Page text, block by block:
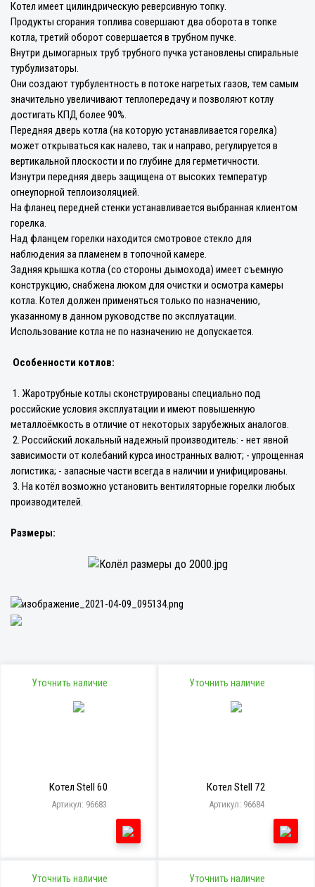
Котел имеет цилиндрическую реверсивную топку.
Продукты сгорания топлива совершают два оборота в топке
котла, третий оборот совершается в трубном пучке.
Внутри дымогарных труб трубного пучка установлены спиральные
турбулизаторы.
Они создают турбулентность в потоке нагретых газов, тем самым
значительно увеличивают теплопередачу и позволяют котлу
достигать КПД более 90%.
Передняя дверь котла (на которую устанавливается горелка)
может открываться как налево, так и направо, регулируется в
вертикальной плоскости и по глубине для герметичности.
Изнутри передняя дверь защищена от высоких температур
огнеупорной теплоизоляцией.
На фланец передней стенки устанавливается выбранная клиентом
горелка.
Над фланцем горелки находится смотровое стекло для
наблюдения за пламенем в топочной камере.
Задняя крышка котла (со стороны дымохода) имеет съемную
конструкцию, снабжена люком для очистки и осмотра камеры
котла. Котел должен применяться только по назначению,
указанному в данном руководстве по эксплуатации.
Использование котла не по назначению не допускается.
Особенности котлов:
1. Жаротрубные котлы сконструированы специально под
российские условия эксплуатации и имеют повышенную
металлоёмкость в отличие от некоторых зарубежных аналогов.
2. Российский локальный надежный производитель: - нет явной
зависимости от колебаний курса иностранных валют; - упрощенная
логистика; - запасные части всегда в наличии и унифицированы.
3. На котёл возможно установить вентиляторные горелки любых
производителей.
Размеры:
Уточнить наличие
Котел Stell 60
Артикул: 96683
Уточнить наличие
Котел Stell 72
Артикул: 96684
Уточнить наличие Уточнить наличие